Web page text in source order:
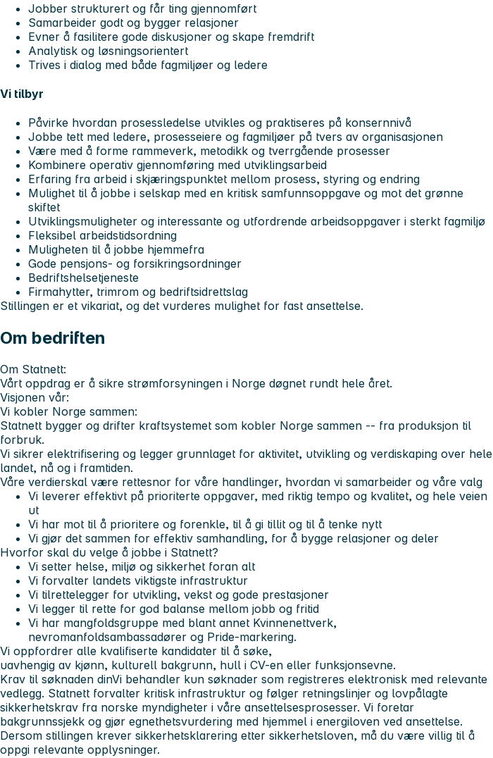
Jobber strukturert og får ting gjennomført
Samarbeider godt og bygger relasjoner
Evner å fasilitere gode diskusjoner og skape fremdrift
Analytisk og løsningsorientert
Trives i dialog med både fagmiljøer og ledere
Vi tilbyr
Påvirke hvordan prosessledelse utvikles og praktiseres på konsernnivå
Jobbe tett med ledere, prosesseiere og fagmiljøer på tvers av organisasjonen
Være med å forme rammeverk, metodikk og tverrgående prosesser
Kombinere operativ gjennomføring med utviklingsarbeid
Erfaring fra arbeid i skjæringspunktet mellom prosess, styring og endring
Mulighet til å jobbe i selskap med en kritisk samfunnsoppgave og mot det grønne
skiftet
Utviklingsmuligheter og interessante og utfordrende arbeidsoppgaver i sterkt fagmiljø
Fleksibel arbeidstidsordning
Muligheten til å jobbe hjemmefra
Gode pensjons- og forsikringsordninger
Bedriftshelsetjeneste
Firmahytter, trimrom og bedriftsidrettslag
Stillingen er et vikariat, og det vurderes mulighet for fast ansettelse.
Om bedriften
Om Statnett:
Vårt oppdrag er å sikre strømforsyningen i Norge døgnet rundt hele året.
Visjonen vår:
Vi kobler Norge sammen:
Statnett bygger og drifter kraftsystemet som kobler Norge sammen -- fra produksjon til
forbruk.
Vi sikrer elektrifisering og legger grunnlaget for aktivitet, utvikling og verdiskaping over hele
landet, nå og i framtiden.
Våre verdierskal være rettesnor for våre handlinger, hvordan vi samarbeider og våre valg
Vi leverer effektivt på prioriterte oppgaver, med riktig tempo og kvalitet, og hele veien
ut
Vi har mot til å prioritere og forenkle, til å gi tillit og til å tenke nytt
Vi gjør det sammen for effektiv samhandling, for å bygge relasjoner og deler
Hvorfor skal du velge å jobbe i Statnett?
Vi setter helse, miljø og sikkerhet foran alt
Vi forvalter landets viktigste infrastruktur
Vi tilrettelegger for utvikling, vekst og gode prestasjoner
Vi legger til rette for god balanse mellom jobb og fritid
Vi har mangfoldsgruppe med blant annet Kvinnenettverk,
nevromanfoldsambassadører og Pride-markering.
Vi oppfordrer alle kvalifiserte kandidater til å søke,
uavhengig av kjønn, kulturell bakgrunn, hull i CV-en eller funksjonsevne.
Krav til søknaden dinVi behandler kun søknader som registreres elektronisk med relevante
vedlegg. Statnett forvalter kritisk infrastruktur og følger retningslinjer og lovpålagte
sikkerhetskrav fra norske myndigheter i våre ansettelsesprosesser. Vi foretar
bakgrunnssjekk og gjør egnethetsvurdering med hjemmel i energiloven ved ansettelse.
Dersom stillingen krever sikkerhetsklarering etter sikkerhetsloven, må du være villig til å
oppgi relevante opplysninger.